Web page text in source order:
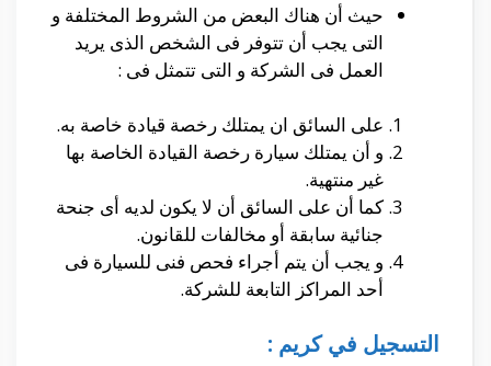
حيث أن هناك البعض من الشروط المختلفة و
التى يجب أن تتوفر فى الشخص الذى يريد
العمل فى الشركة و التى تتمثل فى :
على السائق ان يمتلك رخصة قيادة خاصة به.
و أن يمتلك سيارة رخصة القيادة الخاصة بها
غير منتهية.
كما أن على السائق أن لا يكون لديه أى جنحة
جنائية سابقة أو مخالفات للقانون.
و يجب أن يتم أجراء فحص فنى للسيارة فى
أحد المراكز التابعة للشركة.
التسجيل في كريم :